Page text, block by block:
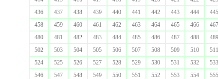
436
437 438 439 440 441 442 443 444
445
458
459 460 461 462 463 464 465 466
467
480
481 482 483 484 485 486 487 488
489
502
503 504 505 506 507 508 509 510
511
524
525 526 527 528 529 530 531 532
533
546
547 548 549 550 551 552 553 554
555